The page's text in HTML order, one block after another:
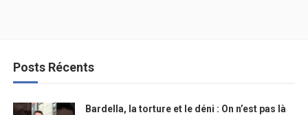
Posts Récents
Bardella, la torture et le déni : On n’est pas là